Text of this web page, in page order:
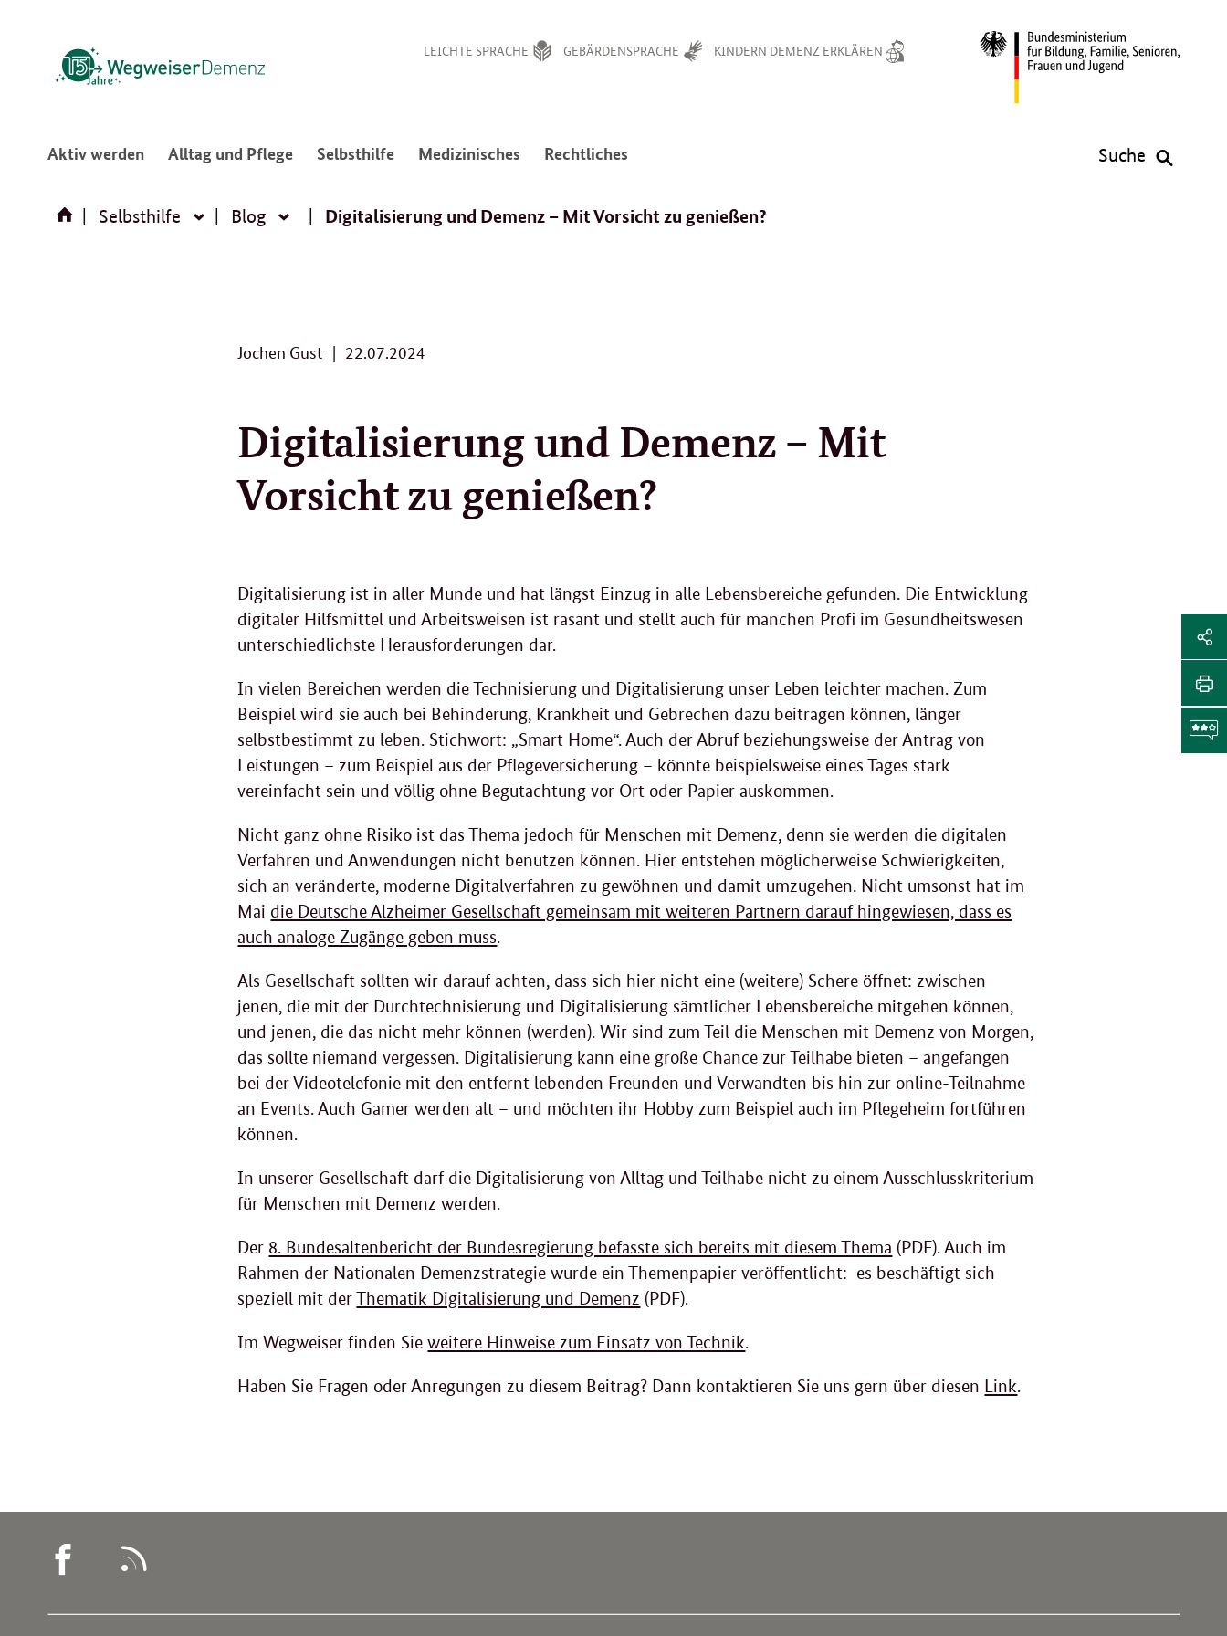
LEICHTE SPRACHE GEBÄRDENSPRACHE KINDERN DEMENZ ERKLÄREN
Aktiv werden:
öffnen/schließen
Alltag und Pflege:
öffnen/schließen
Selbsthilfe:
öffnen/schließen
Medizinisches
öffnen/schließen
Rechtliches
öffnen/schließen
Suche
Selbsthilfe Selbsthilfe
Blog BlogDigitalisierung und Demenz – Mit Vorsicht zu genießen?
Jochen Gust 22.07.2024
.
2
2
4
Digitalisierung und Demenz – Mit
Vorsicht zu genießen?
Digitalisierung ist in aller Munde und hat längst Einzug in alle Lebensbereiche gefunden. Die Entwicklung
digitaler Hilfsmittel und Arbeitsweisen ist rasant und stellt auch für manchen Profi im Gesundheitswesen
unterschiedlichste Herausforderungen dar.
In vielen Bereichen werden die Technisierung und Digitalisierung unser Leben leichter machen. Zum
Beispiel wird sie auch bei Behinderung, Krankheit und Gebrechen dazu beitragen können, länger
selbstbestimmt zu leben. Stichwort: „Smart Home“. Auch der Abruf beziehungsweise der Antrag von
Leistungen – zum Beispiel aus der Pflegeversicherung – könnte beispielsweise eines Tages stark
vereinfacht sein und völlig ohne Begutachtung vor Ort oder Papier auskommen.
Nicht ganz ohne Risiko ist das Thema jedoch für Menschen mit Demenz, denn sie werden die digitalen
Verfahren und Anwendungen nicht benutzen können. Hier entstehen möglicherweise Schwierigkeiten,
sich an veränderte, moderne Digitalverfahren zu gewöhnen und damit umzugehen. Nicht umsonst hat im
Mai die Deutsche Alzheimer Gesellschaft gemeinsam mit weiteren Partnern darauf hingewiesen, dass es
auch analoge Zugänge geben muss.
Als Gesellschaft sollten wir darauf achten, dass sich hier nicht eine (weitere) Schere öffnet: zwischen
jenen, die mit der Durchtechnisierung und Digitalisierung sämtlicher Lebensbereiche mitgehen können,
und jenen, die das nicht mehr können (werden). Wir sind zum Teil die Menschen mit Demenz von Morgen,
das sollte niemand vergessen. Digitalisierung kann eine große Chance zur Teilhabe bieten – angefangen
bei der Videotelefonie mit den entfernt lebenden Freunden und Verwandten bis hin zur online-Teilnahme
an Events. Auch Gamer werden alt – und möchten ihr Hobby zum Beispiel auch im Pflegeheim fortführen
können.
In unserer Gesellschaft darf die Digitalisierung von Alltag und Teilhabe nicht zu einem Ausschlusskriterium
für Menschen mit Demenz werden.
Der 8. Bundesaltenbericht der Bundesregierung befasste sich bereits mit diesem Thema (PDF). Auch im
Rahmen der Nationalen Demenzstrategie wurde ein Themenpapier veröffentlicht: es beschäftigt sich
speziell mit derThematik Digitalisierung und Demenz (PDF).
Im Wegweiser finden Sieweitere Hinweise zum Einsatz von Technik.
Haben Sie Fragen oder Anregungen zu diesem Beitrag? Dann kontaktieren Sie uns gern über diesen Link.
WEGWEISER
-